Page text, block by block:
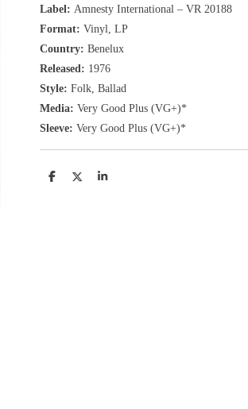
Label: Amnesty International ‎– VR 20188
Format: Vinyl, LP
Country: Benelux
Released: 1976
Style: Folk, Ballad
Media: Very Good Plus (VG+)*
Sleeve: Very Good Plus (VG+)*
D
D
S